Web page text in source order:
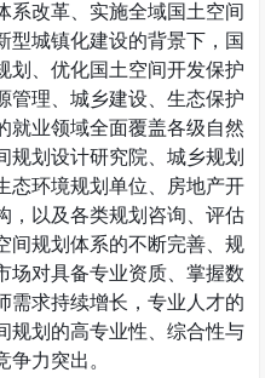
系改革、实施全域国土空间
型城镇化建设的背景下，国
划、优化国土空间开发保护
管理、城乡建设、生态保护
就业领域全面覆盖各级自然
规划设计研究院、城乡规划
态环境规划单位、房地产开
，以及各类规划咨询、评估
间规划体系的不断完善、规
场对具备专业资质、掌握数
需求持续增长，专业人才的
规划的高专业性、综合性与
力突出。